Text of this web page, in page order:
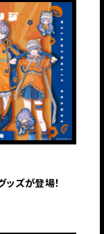
ッズが登場！